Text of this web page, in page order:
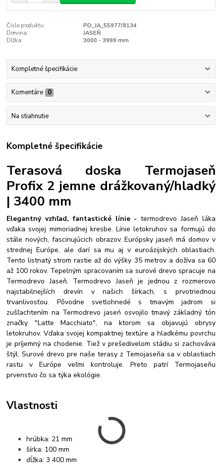
Číslo produktu:
PD_JA_55977/8134
Drevina:
JASEŇ
Dĺžka:
3000 - 3999 mm
Kompletné špecifikácie
Komentáre 0
Na stiahnutie
Kompletné špecifikácie
Terasová doska Termojaseň
Profix 2 jemne drážkovaný/hladký
| 3400 mm
Elegantný vzhľad, fantastické línie -termodrevo Jaseň láka
vďaka svojej mimoriadnej kresbe. Línie letokruhov sa formujú do
stále nových, fascinujúcich obrazov. Európsky jaseň má domov v
strednej Európe, ale darí sa mu aj v euroázijských oblastiach.
Tento listnatý strom rastie až do výšky 35 metrov a dožíva sa 60
až 100 rokov. Tepelným spracovaním sa surové drevo spracuje na
Termodrevo Jaseň. Termodrevo Jaseň je jednou z rozmerovo
najstabilnejších drevín v našich šírkach, s prvotriednou
trvanlivosťou. Pôvodne svetlohnedé s tmavým jadrom si
zušľachtením na Termodrevo jaseń osvojilo tmavý základný tón
značky "Latte Macchiato", na ktorom sa objavujú obrysy
letokruhov. Vďaka svojej kompaktnej textúre a hladkému povrchu
je príjemný na chodenie. Tiež v prešedivelom stádiu si zachováva
štýl. Surové drevo pre naše terasy z Temojaseňa sa v oblastiach
rastu v Európe veľmi kontroluje. Preto patrí Termojaseňu
prvenstvo čo sa týka ekológie.
Vlastnosti
hrúbka: 21 mm
šírka: 100 mm
dĺžka: 3 400 mm